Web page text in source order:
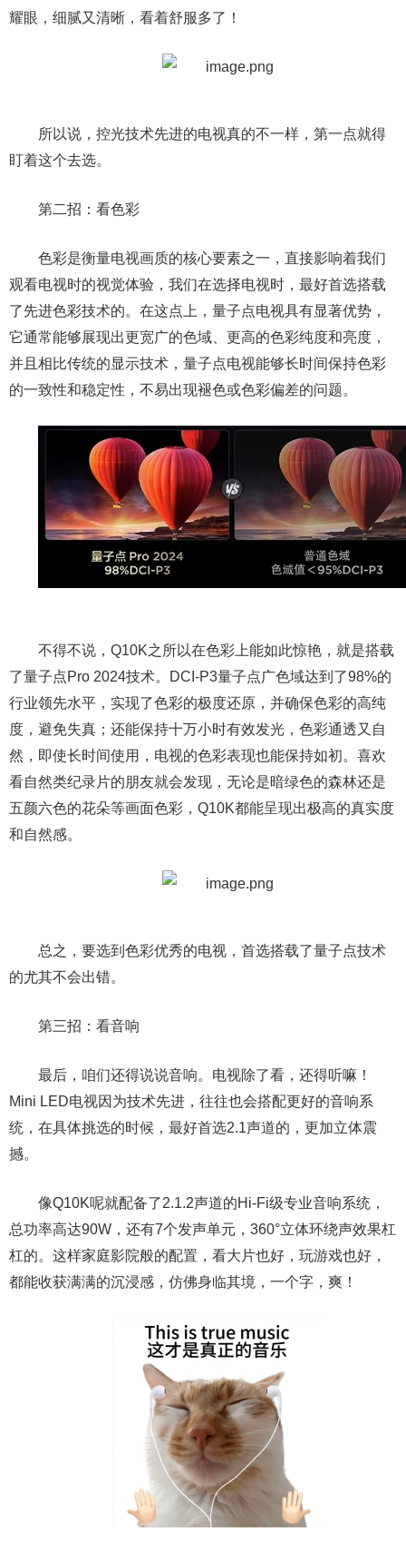
耀眼，细腻又清晰，看着舒服多了！
所以说，控光技术先进的电视真的不一样，第一点就得
盯着这个去选。
第二招：看色彩
色彩是衡量电视画质的核心要素之一，直接影响着我们
观看电视时的视觉体验，我们在选择电视时，最好首选搭载
了先进色彩技术的。在这点上，量子点电视具有显著优势，
它通常能够展现出更宽广的色域、更高的色彩纯度和亮度，
并且相比传统的显示技术，量子点电视能够长时间保持色彩
的一致性和稳定性，不易出现褪色或色彩偏差的问题。
不得不说，Q10K之所以在色彩上能如此惊艳，就是搭载
了量子点Pro 2024技术。DCI-P3量子点广色域达到了98%的
行业领先水平，实现了色彩的极度还原，并确保色彩的高纯
度，避免失真；还能保持十万小时有效发光，色彩通透又自
然，即使长时间使用，电视的色彩表现也能保持如初。喜欢
看自然类纪录片的朋友就会发现，无论是暗绿色的森林还是
五颜六色的花朵等画面色彩，Q10K都能呈现出极高的真实度
和自然感。
总之，要选到色彩优秀的电视，首选搭载了量子点技术
的尤其不会出错。
第三招：看音响
最后，咱们还得说说音响。电视除了看，还得听嘛！
Mini LED电视因为技术先进，往往也会搭配更好的音响系
统，在具体挑选的时候，最好首选2.1声道的，更加立体震
撼。
像Q10K呢就配备了2.1.2声道的Hi-Fi级专业音响系统，
总功率高达90W，还有7个发声单元，360°立体环绕声效果杠
杠的。这样家庭影院般的配置，看大片也好，玩游戏也好，
都能收获满满的沉浸感，仿佛身临其境，一个字，爽！